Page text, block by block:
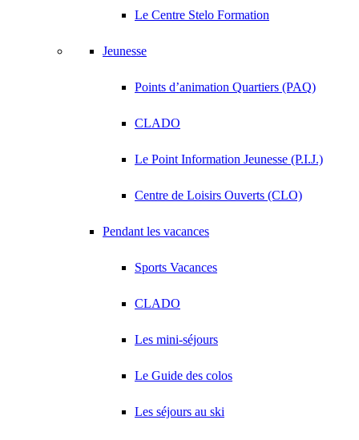
Le Centre Stelo Formation
Jeunesse
Points d’animation Quartiers (PAQ)
CLADO
Le Point Information Jeunesse (P.I.J.)
Centre de Loisirs Ouverts (CLO)
Pendant les vacances
Sports Vacances
CLADO
Les mini-séjours
Le Guide des colos
Les séjours au ski